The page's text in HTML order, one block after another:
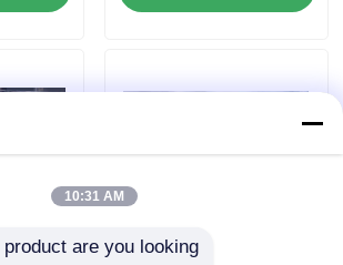
ください
ラック
ラック
10:31 AM
are you looking